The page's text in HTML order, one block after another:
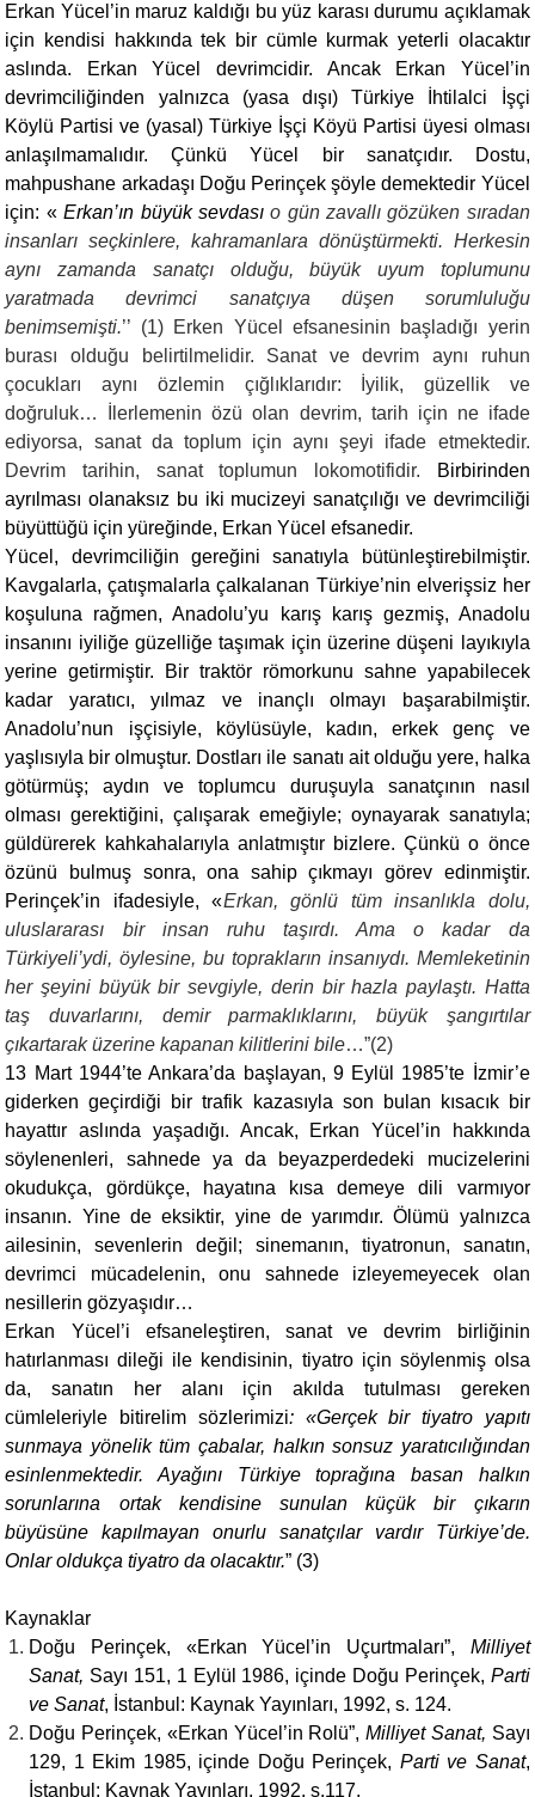
Erkan Yücel’in maruz kaldığı bu yüz karası durumu açıklamak
için kendisi hakkında tek bir cümle kurmak yeterli olacaktır
aslında. Erkan Yücel devrimcidir. Ancak Erkan Yücel’in
devrimciliğinden yalnızca (yasa dışı) Türkiye İhtilalci İşçi
Köylü Partisi ve (yasal) Türkiye İşçi Köyü Partisi üyesi olması
anlaşılmamalıdır. Çünkü Yücel bir sanatçıdır. Dostu,
mahpushane arkadaşı Doğu Perinçek şöyle demektedir Yücel
için: «Erkan’ın büyük sevdasıo gün zavallı gözüken sıradan
insanları seçkinlere, kahramanlara dönüştürmekti. Herkesin
aynı zamanda sanatçı olduğu, büyük uyum toplumunu
yaratmada devrimci sanatçıya düşen sorumluluğu
benimsemişti.’’ (1) Erken Yücel efsanesinin başladığı yerin
burası olduğu belirtilmelidir. Sanat ve devrim aynı ruhun
çocukları aynı özlemin çığlıklarıdır: İyilik, güzellik ve
doğruluk… İlerlemenin özü olan devrim, tarih için ne ifade
ediyorsa, sanat da toplum için aynı şeyi ifade etmektedir.
Devrim tarihin, sanat toplumun lokomotifidir.
Birbirinden
ayrılması olanaksız bu iki mucizeyi sanatçılığı ve devrimciliği
büyüttüğü için yüreğinde, Erkan Yücel efsanedir.
Yücel, devrimciliğin gereğini sanatıyla bütünleştirebilmiştir.
Kavgalarla, çatışmalarla çalkalanan Türkiye’nin elverişsiz her
koşuluna rağmen, Anadolu’yu karış karış gezmiş, Anadolu
insanını iyiliğe güzelliğe taşımak için üzerine düşeni layıkıyla
yerine getirmiştir. Bir traktör römorkunu sahne yapabilecek
kadar yaratıcı, yılmaz ve inançlı olmayı başarabilmiştir.
Anadolu’nun işçisiyle, köylüsüyle, kadın, erkek genç ve
yaşlısıyla bir olmuştur. Dostları ile sanatı ait olduğu yere, halka
götürmüş; aydın ve toplumcu duruşuyla sanatçının nasıl
olması gerektiğini, çalışarak emeğiyle; oynayarak sanatıyla;
güldürerek kahkahalarıyla anlatmıştır bizlere. Çünkü o önce
özünü bulmuş sonra, ona sahip çıkmayı görev edinmiştir.
Perinçek’in ifadesiyle, «Erkan, gönlü tüm insanlıkla dolu,
uluslararası bir insan ruhu taşırdı. Ama o kadar da
Türkiyeli’ydi, öylesine, bu toprakların insanıydı. Memleketinin
her şeyini büyük bir sevgiyle, derin bir hazla paylaştı. Hatta
taş duvarlarını, demir parmaklıklarını, büyük şangırtılar
çıkartarak üzerine kapanan kilitlerini bile…”(2)
13 Mart 1944’te Ankara’da başlayan, 9 Eylül 1985’te İzmir’e
giderken geçirdiği bir trafik kazasıyla son bulan kısacık bir
hayattır aslında yaşadığı. Ancak, Erkan Yücel’in hakkında
söylenenleri, sahnede ya da beyazperdedeki mucizelerini
okudukça, gördükçe, hayatına kısa demeye dili varmıyor
insanın. Yine de eksiktir, yine de yarımdır. Ölümü yalnızca
ailesinin, sevenlerin değil; sinemanın, tiyatronun, sanatın,
devrimci mücadelenin, onu sahnede izleyemeyecek olan
nesillerin gözyaşıdır…
Erkan Yücel’i efsaneleştiren, sanat ve devrim birliğinin
hatırlanması dileği ile kendisinin, tiyatro için söylenmiş olsa
da, sanatın her alanı için akılda tutulması gereken
cümleleriyle bitirelim sözlerimizi: «Gerçek bir tiyatro yapıtı
sunmaya yönelik tüm çabalar, halkın sonsuz yaratıcılığından
esinlenmektedir. Ayağını Türkiye toprağına basan halkın
sorunlarına ortak kendisine sunulan küçük bir çıkarın
büyüsüne kapılmayan onurlu sanatçılar vardır Türkiye’de.
Onlar oldukça tiyatro da olacaktır.” (3)
Kaynaklar
Doğu Perinçek, «Erkan Yücel’in Uçurtmaları”, Milliyet
Sanat, Sayı 151, 1 Eylül 1986, içinde Doğu Perinçek, Parti
ve Sanat, İstanbul: Kaynak Yayınları, 1992, s. 124.
Doğu Perinçek, «Erkan Yücel’in Rolü”,Milliyet Sanat, Sayı
129, 1 Ekim 1985, içinde Doğu Perinçek, Parti ve Sanat,
İstanbul: Kaynak Yayınları, 1992, s.117.